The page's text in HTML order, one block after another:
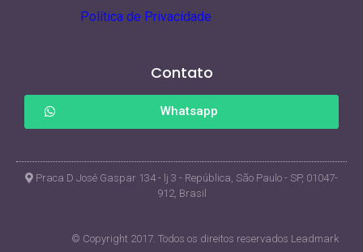
Política de Privacidade
Contato
Whatsapp
Praca D José Gaspar 134 - lj 3 - República, São Paulo - SP, 01047-
912, Brasil
© Copyright 2017. Todos os direitos reservados Leadmark